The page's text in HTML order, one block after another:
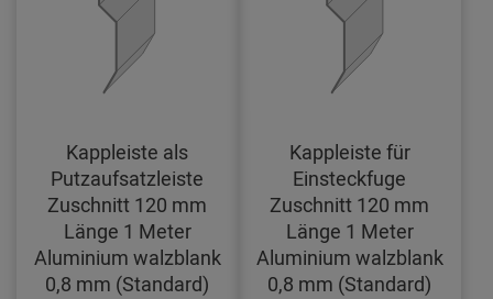
Kappleiste als
Putzaufsatzleiste
Zuschnitt 120 mm
Länge 1 Meter
Aluminium walzblank
0,8 mm (Standard)
Kappleiste für
Einsteckfuge
Zuschnitt 120 mm
Länge 1 Meter
Aluminium walzblank
0,8 mm (Standard)